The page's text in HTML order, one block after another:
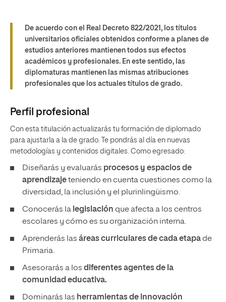
De acuerdo con el Real Decreto 822/2021, los títulos
universitarios oficiales obtenidos conforme a planes de
estudios anteriores mantienen todos sus efectos
académicos y profesionales. En este sentido, las
diplomaturas mantienen las mismas atribuciones
profesionales que los actuales títulos de grado.
Perfil profesional
Con esta titulación actualizarás tu formación de diplomado
para ajustarla a la de grado. Te pondrás al día en nuevas
metodologías y contenidos digitales. Como egresado:
Diseñarás y evaluarás procesos y espacios de
aprendizajeteniendo en cuenta cuestiones como la
diversidad, la inclusión y el plurinlingüismo.
Conocerás la legislación que afecta a los centros
escolares y cómo es su organización interna.
Aprenderás las áreas curriculares de cada etapade
Primaria.
Asesorarás a los diferentes agentes de la
comunidad educativa.
Dominarás las herramientas de innovación